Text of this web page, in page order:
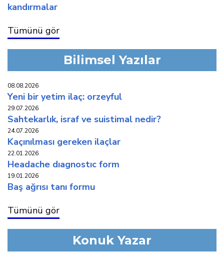
kandirmalar
Tümünü gör
Bilimsel Yazılar
08.08.2026
yeni̇ bi̇r yeti̇m i̇laç: orzeyful
29.07.2026
sahtekarlık, i̇sraf ve suistimal nedir?
24.07.2026
kaçinilmasi gereken i̇laçlar
22.01.2026
headache diagnostic form
19.01.2026
baş ağrisi tani formu
Tümünü gör
Konuk Yazar